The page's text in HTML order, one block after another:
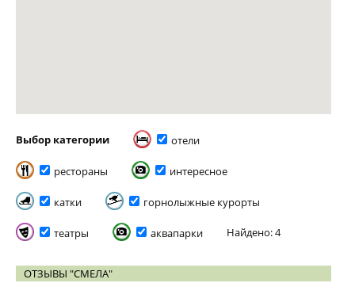
Выбор категории отели
рестораны интересное
катки горнолыжные курорты
театры аквапарки Найдено: 4
ОТЗЫВЫ "СМЕЛА"